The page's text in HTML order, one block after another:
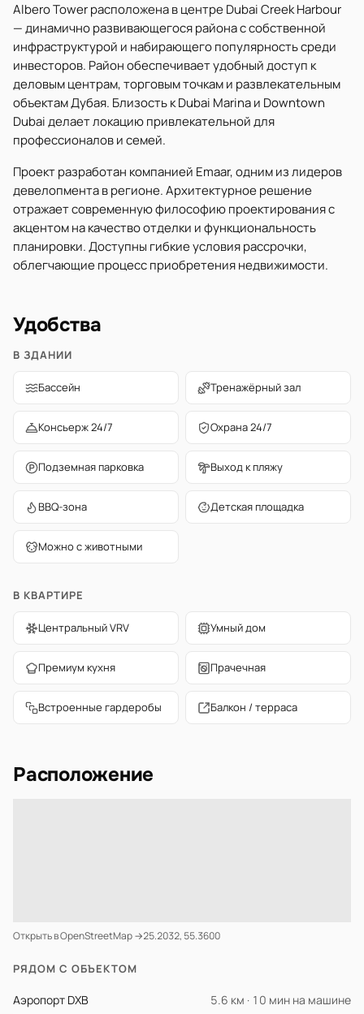
Albero Tower расположена в центре Dubai Creek Harbour
— динамично развивающегося района с собственной
инфраструктурой и набирающего популярность среди
инвесторов. Район обеспечивает удобный доступ к
деловым центрам, торговым точкам и развлекательным
объектам Дубая. Близость к Dubai Marina и Downtown
Dubai делает локацию привлекательной для
профессионалов и семей.
Проект разработан компанией Emaar, одним из лидеров
девелопмента в регионе. Архитектурное решение
отражает современную философию проектирования с
акцентом на качество отделки и функциональность
планировки. Доступны гибкие условия рассрочки,
облегчающие процесс приобретения недвижимости.
Удобства
В ЗДАНИИ
Бассейн Тренажёрный зал
Консьерж 24/7 Охрана 24/7
Подземная парковка Выход к пляжу
BBQ-зона Детская площадка
Можно с животными
В КВАРТИРЕ
Центральный VRV Умный дом
Премиум кухня Прачечная
Встроенные гардеробы Балкон / терраса
Расположение
Открыть в OpenStreetMap →25.2032, 55.3600
РЯДОМ С ОБЪЕКТОМ
Аэропорт DXB 5.6 км · 10 мин на машине